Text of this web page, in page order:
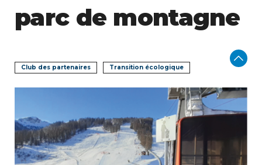
parc de montagne
Club des partenaires Transition écologique